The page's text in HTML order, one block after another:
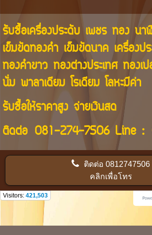
รับซื้อเครื่องประดับ เพชร ทอง นา
เข็มขัดทองคำ เข็มขัดนาค เครื่องป
ทองคำขาว ทองต่างประเทศ ทองเ
นั่ม พาลาเดียม โรเดียม โลหะมีค่า
รับซื้อให้ราคาสูง จ่ายเงินสด
ติดต่อ 081-274-7506Line :
ติดต่อ0812747506
คลิกเพื่อโทร
Visitors: 421,503